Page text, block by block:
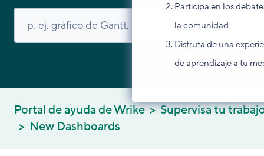
Participa en los
la comunidad
Disfruta de una
de aprendizaje a tu
Portal de ayuda de Wrike
Supervisa tu
New Dashboards